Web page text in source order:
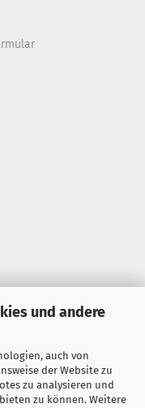
und andere
auch von
der Website zu
zu analysieren und
zu können. Weitere